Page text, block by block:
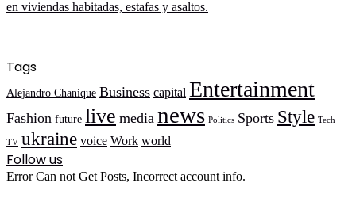
Tags
Alejandro Chanique Business capital Entertainment
Fashion future live media news Politics Sports Style Tech
TV ukraine voice Work world
Follow us
Error Can not Get Posts, Incorrect account info.